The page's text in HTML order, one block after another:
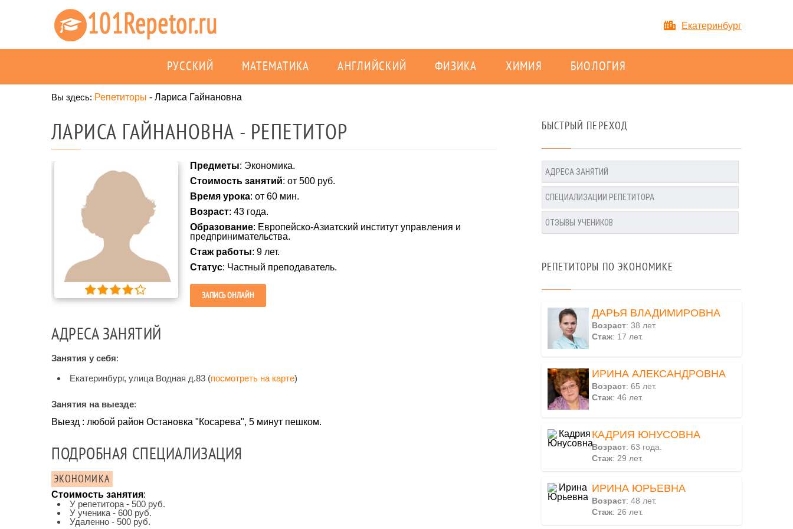
Екатеринбург
РУССКИЙ МАТЕМАТИКА АНГЛИЙСКИЙ ФИЗИКА ХИМИЯ БИОЛОГИЯ
Вы здесь: Репетиторы - Лариса Гайнановна
ЛАРИСА ГАЙНАНОВНА - РЕПЕТИТОР
Предметы: Экономика.
Стоимость занятий: от 500 руб.
Время урока: от 60 мин.
Возраст: 43 года.
Образование: Европейско-Азиатский институт управления и
предпринимательства.
Стаж работы: 9 лет.
Статус: Частный преподаватель.
ЗАПИСЬ ОНЛАЙН
АДРЕСА ЗАНЯТИЙ
Занятия у себя:
Екатеринбург, улица Водная д.83 (посмотреть на карте)
Занятия на выезде:
Выезд : любой район Остановка "Косарева", 5 минут пешком.
ПОДРОБНАЯ СПЕЦИАЛИЗАЦИЯ
ЭКОНОМИКА
Стоимость занятия:
У репетитора - 500 руб.
У ученика - 600 руб.
Удаленно - 500 руб.
БЫСТРЫЙ ПЕРЕХОД
АДРЕСА ЗАНЯТИЙ
СПЕЦИАЛИЗАЦИИ РЕПЕТИТОРА
ОТЗЫВЫ УЧЕНИКОВ
РЕПЕТИТОРЫ ПО ЭКОНОМИКЕ
ДАРЬЯ ВЛАДИМИРОВНА
Возраст: 38 лет.
Стаж: 17 лет.
ИРИНА АЛЕКСАНДРОВНА
Возраст: 65 лет.
Стаж: 46 лет.
КАДРИЯ ЮНУСОВНА
Возраст: 63 года.
Стаж: 29 лет.
ИРИНА ЮРЬЕВНА
Возраст: 48 лет.
Стаж: 26 лет.